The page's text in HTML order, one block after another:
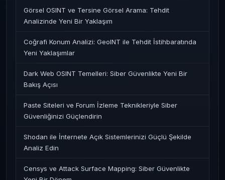
Görsel OSINT ve Tersine Görsel Arama: Tehdit
Analizinde Yeni Bir Yaklaşım
Coğrafi Konum Analizi: GeoINT ile Tehdit İstihbaratında
Yeni Yaklaşımlar
Dark Web OSINT Temelleri: Siber Güvenlikte Yeni Bir
Bakış Açısı
Paste Siteleri ve Forum İzleme Teknikleriyle Siber
Güvenliğinizi Güçlendirin
Shodan ile İnternete Açık Sistemlerinizi Güçlü Şekilde
Analiz Edin
Censys ve Attack Surface Mapping: Siber Güvenlikte